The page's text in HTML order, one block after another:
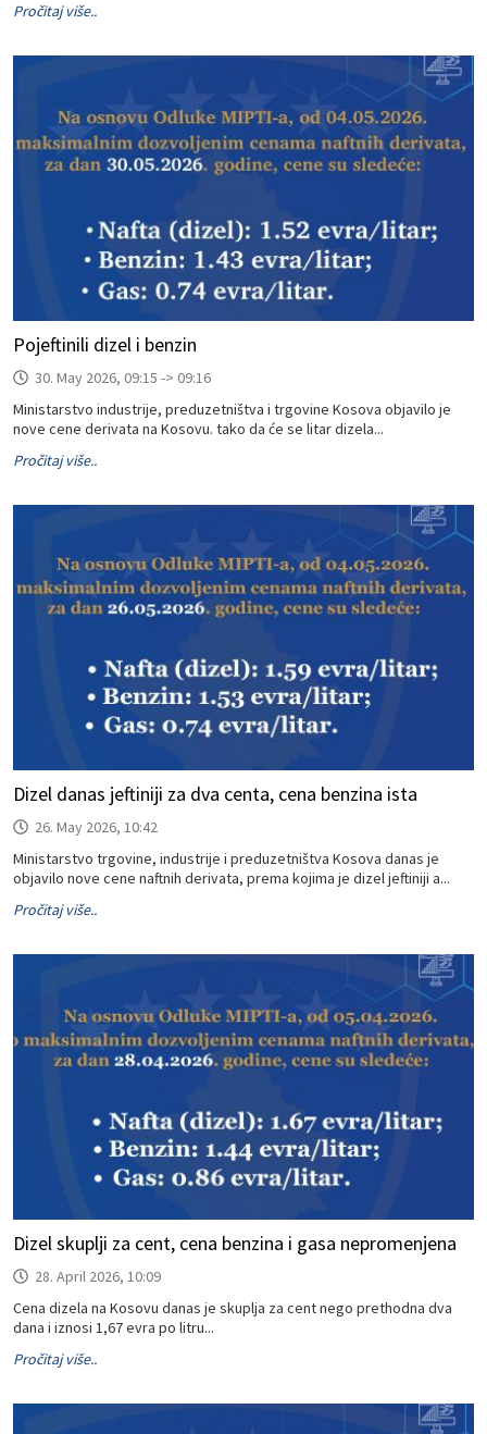
Pročitaj više..
Pojeftinili dizel i benzin
30. May 2026, 09:15 -> 09:16
Ministarstvo industrije, preduzetništva i trgovine Kosova objavilo je
nove cene derivata na Kosovu. tako da će se litar dizela...
Pročitaj više..
Dizel danas jeftiniji za dva centa, cena benzina ista
26. May 2026, 10:42
Ministarstvo trgovine, industrije i preduzetništva Kosova danas je
objavilo nove cene naftnih derivata, prema kojima je dizel jeftiniji a...
Pročitaj više..
Dizel skuplji za cent, cena benzina i gasa nepromenjena
28. April 2026, 10:09
Cena dizela na Kosovu danas je skuplja za cent nego prethodna dva
dana i iznosi 1,67 evra po litru...
Pročitaj više..